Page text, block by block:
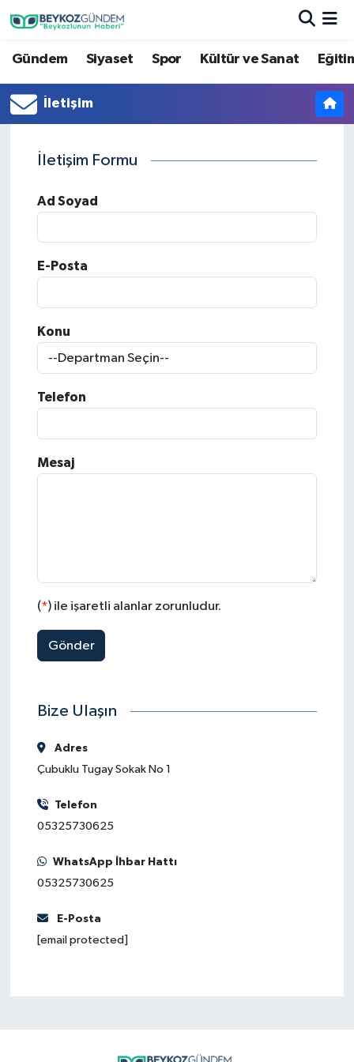
Gündem Siyaset Spor Kültür ve Sanat
İletişim
İletişim Formu
Ad Soyad
E-Posta
Konu
Telefon
Mesaj
(*) ile işaretli alanlar zorunludur.
Gönder
Bize Ulaşın
Adres
Çubuklu Tugay Sokak No 1
Telefon
05325730625
WhatsApp İhbar Hattı
05325730625
E-Posta
[email protected]
Hava Durumu
Trafik Durumu
Haber Arşivi